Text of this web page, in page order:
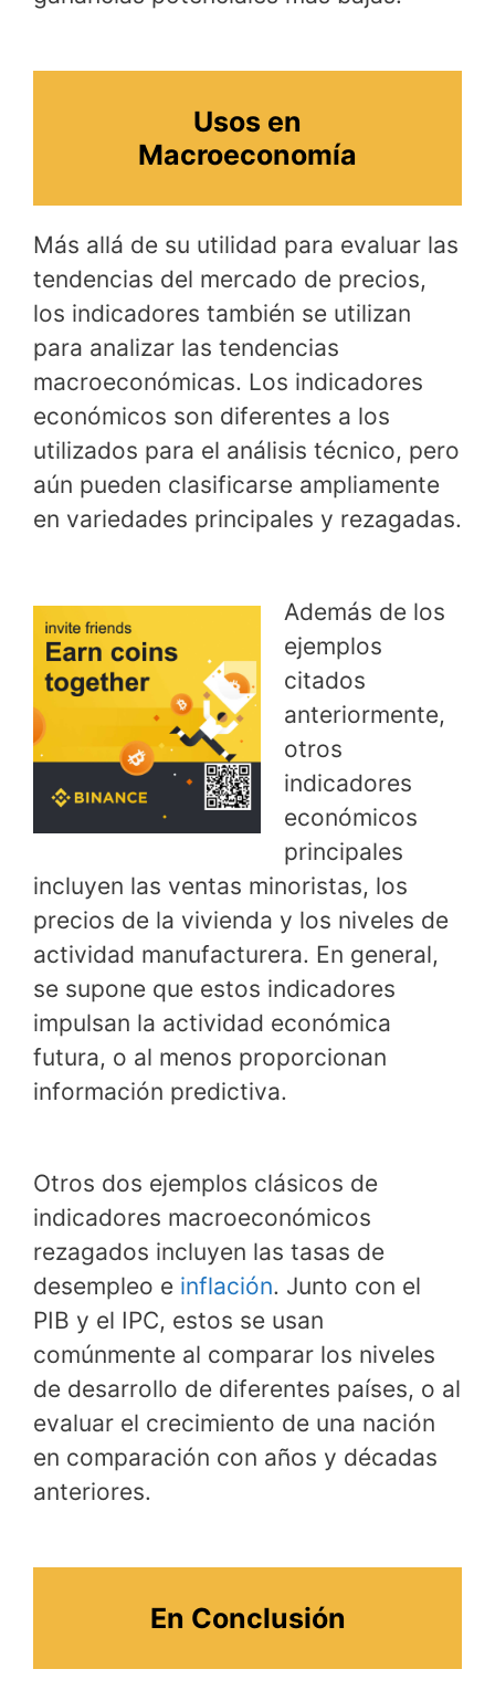
Usos en
Macroeconomía
Más allá de su utilidad para evaluar las
tendencias del mercado de precios,
los indicadores también se utilizan
para analizar las tendencias
macroeconómicas. Los indicadores
económicos son diferentes a los
utilizados para el análisis técnico, pero
aún pueden clasificarse ampliamente
en variedades principales y rezagadas.
Además de los
ejemplos
citados
anteriormente,
otros
indicadores
económicos
principales
incluyen las ventas minoristas, los
precios de la vivienda y los niveles de
actividad manufacturera. En general,
se supone que estos indicadores
impulsan la actividad económica
futura, o al menos proporcionan
información predictiva.
Otros dos ejemplos clásicos de
indicadores macroeconómicos
rezagados incluyen las tasas de
desempleo e inflación. Junto con el
PIB y el IPC, estos se usan
comúnmente al comparar los niveles
de desarrollo de diferentes países, o al
evaluar el crecimiento de una nación
en comparación con años y décadas
anteriores.
En Conclusión